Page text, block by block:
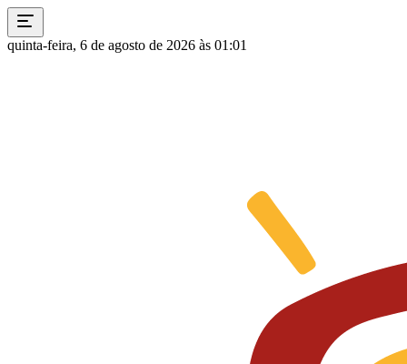
quinta-feira, 6 de agosto de 2026 às 01:01